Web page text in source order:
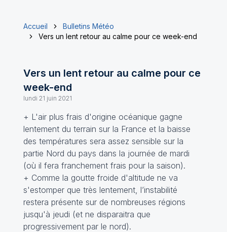
Accueil
Bulletins Météo
Vers un lent retour au calme pour ce week-end
Vers un lent retour au calme pour ce
week-end
lundi 21 juin 2021
+ L'air plus frais d'origine océanique gagne
lentement du terrain sur la France et la baisse
des températures sera assez sensible sur la
partie Nord du pays dans la journée de mardi
(où il fera franchement frais pour la saison).
+ Comme la goutte froide d'altitude ne va
s'estomper que très lentement, l’instabilité
restera présente sur de nombreuses régions
jusqu'à jeudi (et ne disparaitra que
progressivement par le nord).